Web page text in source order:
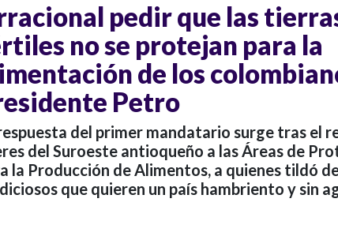
pedir que las
no se protejan para la
de los
Petro
del primer mandatario surge tras el
del Suroeste antioqueño a las Áreas de
la Producción de Alimentos, a quienes tildó
que quieren un país hambriento y sin